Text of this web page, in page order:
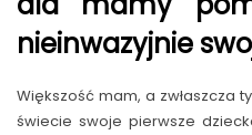
nieinwazyjnie
Większość mam, a zwłaszcza
świecie swoje pierwsze